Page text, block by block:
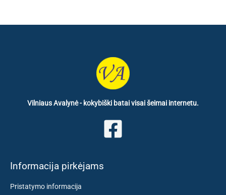
Vilniaus Avalynė - kokybiški batai visai šeimai internetu.
Informacija pirkėjams
Pristatymo informacija